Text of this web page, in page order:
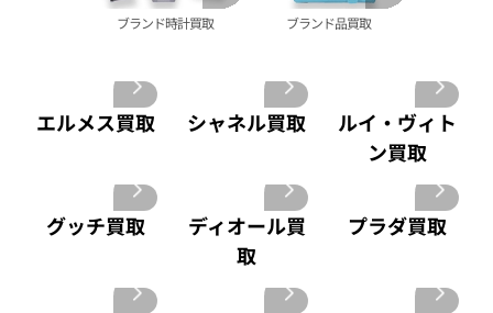
Pt1000 買取
Pt900 買取
Pt850 買取
パラジウム 買取
A. ランゲ&
パネライ 買取
ブルガリ 買取
フランク ミュラー 買取
買取可能な商品をもっと見る
ブランド時計買取 ブランド品買取
エルメス買取 シャネル買取
ルイ・ヴィト
ン買取
グッチ買取
ディオール買
取
プラダ買取